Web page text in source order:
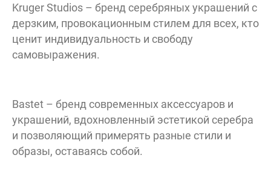
Kruger Studios – бренд серебряных украшений с
дерзким, провокационным стилем для всех, кто
ценит индивидуальность и свободу
самовыражения.
Bastet – бренд современных аксессуаров и
украшений, вдохновленный эстетикой серебра
и позволяющий примерять разные стили и
образы, оставаясь собой.